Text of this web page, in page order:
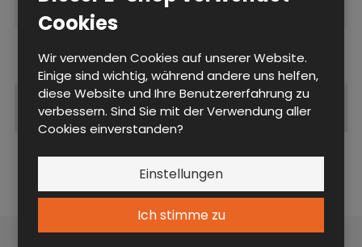
Cookies
Wir verwenden Cookies auf unserer Website.
Einige sind wichtig, während andere uns helfen,
diese Website und Ihre Benutzererfahrung zu
verbessern. Sind Sie mit der Verwendung aller
Cookies einverstanden?
Einstellungen
Ich stimme zu
Arbeitstisch
Ergänzendes Produkte
Fragen DP DEP 25U S